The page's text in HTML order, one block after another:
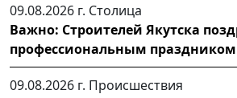
09.08.2026 г. Столица
Важно: Строителей Якутска
профессиональным праздником
09.08.2026 г. Происшествия